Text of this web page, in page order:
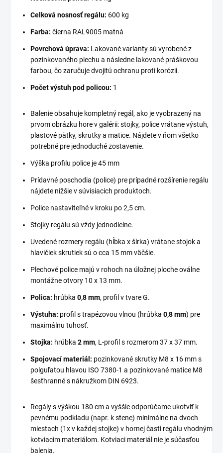
Celková nosnosť regálu: 600 kg
Farba: čierna RAL9005 matná
Povrchová úprava: Lakované varianty sú vyrobené z
pozinkovaného plechu a následne lakované práškovou
farbou, čo zaručuje dvojitú ochranu proti korózii.
Počet výstuh pod policou: 1
Balenie obsahuje kompletný regál, ako je vyobrazený na
prvom obrázku hore v galérii: stojky, police vrátane výstuh,
plastové pätky, skrutky a matice. Nájdete v ňom všetko
potrebné pre jednoduché zostavenie.
Výška profilu police je 45 mm
Prídavné poschodia (police) pre prípadné rozšírenie regálu
nájdete nižšie v súvisiacich produktoch.
Police nastaviteľné v kroku po 2,5 cm.
Stojky regálu sú vždy jednodielne.
Uvedené rozmery regálu (hĺbka x šírka) vrátane stojok a
hlavičiek skrutiek sú o cca 15 mm väčšie.
Plechové police majú v rohoch na úložnej ploche oválne
montážne otvory 10 x 13 mm.
Polica: hrúbka 0,8 mm, profil v tvare G.
Výstuha: profil s trapézovou vlnou (hrúbka 0,8 mm) pre
maximálnu tuhosť.
Stojka: hrúbka 2 mm, L-profil s rozmerom 37 x 37 mm.
Spojovací materiál: pozinkované skrutky M8 x 16 mm s
polguľatou hlavou ISO 7380-1 a pozinkované matice M8
šesťhranné s nákružkom DIN 6923.
Regály s výškou 180 cm a vyššie odporúčame ukotviť k
pevnému podkladu (napr. k stene) minimálne na dvoch
miestach (1x v každej stojke) v hornej časti regálu vhodným
kotviacim materiálom. Kotviaci materiál nie je súčasťou
balenia.